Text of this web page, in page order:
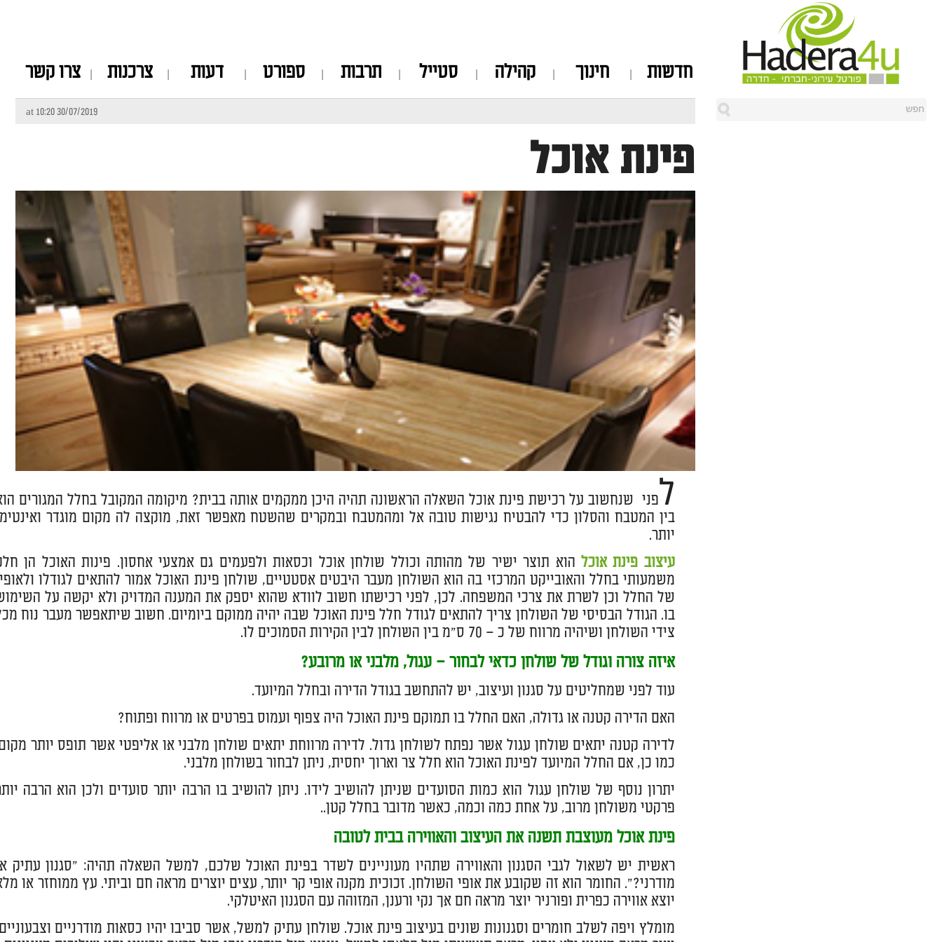
חדשות חינוך קהילה סטייל תרבות ספורט דעות צרכנות צרו קשר
30/07/2019 at 10:20
פינת אוכל
לפני שנחשוב על רכישת פינת אוכל השאלה הראשונה תהיה היכן ממקמים אותה בבית? מיקומה המקובל בחלל המגורים
בין המטבח והסלון כדי להבטיח נגישות טובה אל ומהמטבח ובמקרים שהשטח מאפשר זאת, מוקצה לה מקום מוגדר
יותר.
עיצוב פינת אוכל הוא תוצר ישיר של מהותה וכולל שולחן אוכל וכסאות ולפעמים גם אמצעי אחסון. פינות האוכל הן
משמעותי בחלל והאובייקט המרכזי בה הוא השולחן מעבר היבטים אסטטיים, שולחן פינת האוכל אמור להתאים לגודלו
של החלל וכן לשרת את צרכי המשפחה. לכן, לפני רכישתו חשוב לוודא שהוא יספק את המענה המדויק ולא יקשה על
בו. הגודל הבסיסי של השולחן צריך להתאים לגודל חלל פינת האוכל שבה יהיה ממוקם ביומיום. חשוב שיתאפשר מעבר נוח
צידי השולחן ושיהיה מרווח של כ – 70 ס״מ בין השולחן לבין הקירות הסמוכים לו.
איזה צורה וגודל של שולחן כדאי לבחור – עגול, מלבני או מרובע?
עוד לפני שמחליטים על סגנון ועיצוב, יש להתחשב בגודל הדירה ובחלל המיועד.
האם הדירה קטנה או גדולה, האם החלל בו תמוקם פינת האוכל היה צפוף ועמוס בפרטים או מרווח ופתוח?
לדירה קטנה יתאים שולחן עגול אשר נפתח לשולחן גדול. לדירה מרווחת יתאים שולחן מלבני או אליפטי אשר תופס יותר
כמו כן, אם החלל המיועד לפינת האוכל הוא חלל צר וארוך יחסית, ניתן לבחור בשולחן מלבני.
יתרון נוסף של שולחן עגול הוא כמות הסועדים שניתן להושיב לידו. ניתן להושיב בו הרבה יותר סועדים ולכן הוא הרבה
פרקטי משולחן מרוב, על אחת כמה וכמה, כאשר מדובר בחלל קטן..
פינת אוכל מעוצבת תשנה את העיצוב והאווירה בבית לטובה
ראשית יש לשאול לגבי הסגנון והאווירה שתהיו מעוניינים לשדר בפינת האוכל שלכם, למשל השאלה תהיה: "סגנון עתיק
מודרני?". החומר הוא זה שקובע את אופי השולחן. זכוכית מקנה אופי קר יותר, עצים יוצרים מראה חם וביתי. עץ ממוחזר או
יוצא אווירה כפרית ופורניר יוצר מראה חם אך נקי ורענן, המזוהה עם הסגנון האיטלקי.
מומלץ ויפה לשלב חומרים וסגנונות שונים בעיצוב פינת אוכל. שולחן עתיק למשל, אשר סביבו יהיו כסאות מודרניים